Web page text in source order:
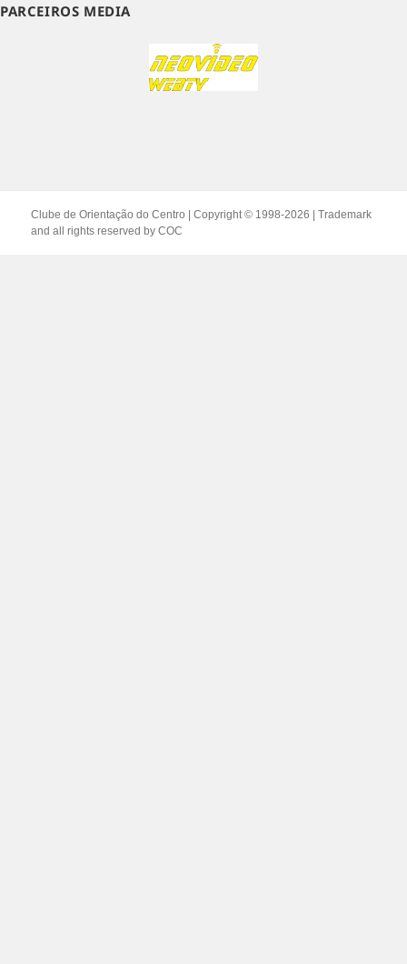
PARCEIROS MEDIA
Clube de Orientação do Centro | Copyright © 1998-2026 | Trademark
and all rights reserved byCOC